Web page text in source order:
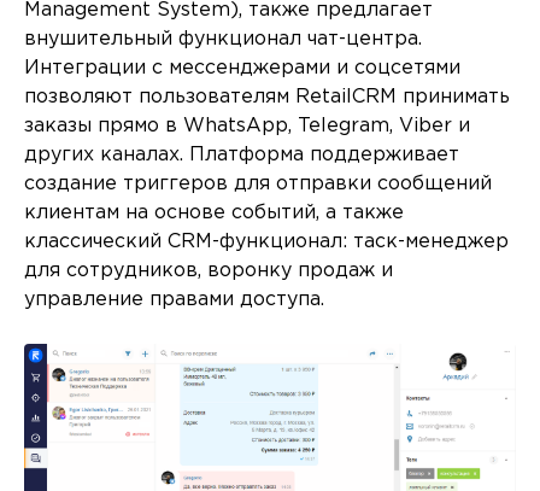
Management System), также предлагает
внушительный функционал чат-центра.
Интеграции с мессенджерами и соцсетями
позволяют пользователям RetailCRM принимать
заказы прямо в WhatsApp, Telegram, Viber и
других каналах. Платформа поддерживает
создание триггеров для отправки сообщений
клиентам на основе событий, а также
классический CRM-функционал: таск-менеджер
для сотрудников, воронку продаж и
управление правами доступа.